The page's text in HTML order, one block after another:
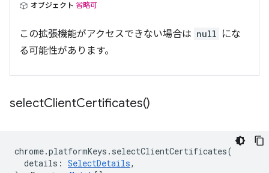
オブジェクト 省略可
この拡張機能がアクセスできない場合は null にな
る可能性があります。
selectClientCertificates()
chrome.platformKeys . selectClientCertificates(
details : SelectDetails,